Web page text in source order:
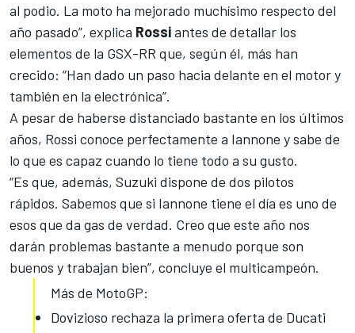
al podio. La moto ha mejorado muchísimo respecto del
año pasado”, explica Rossiantes de detallar los
elementos de la GSX-RR que, según él, más han
crecido: “Han dado un paso hacia delante en el motor y
también en la electrónica”.
A pesar de haberse distanciado bastante en los últimos
años, Rossi conoce perfectamente a Iannone y sabe de
lo que es capaz cuando lo tiene todo a su gusto.
“Es que, además, Suzuki dispone de dos pilotos
rápidos. Sabemos que si Iannone tiene el día es uno de
esos que da gas de verdad. Creo que este año nos
darán problemas bastante a menudo porque son
buenos y trabajan bien”, concluye el multicampeón.
Más de MotoGP:
Dovizioso rechaza la primera oferta de Ducati